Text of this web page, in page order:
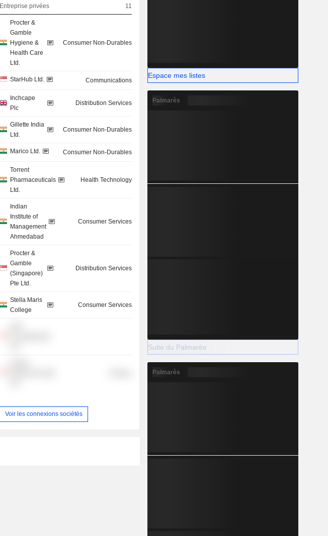
Entreprise privées 11
Procter &
Gamble
Hygiene &
Health Care
Ltd.
Consumer Non-Durables
StarHub Ltd. Communications
Inchcape
Plc
Distribution Services
Gillette India
Ltd.
Consumer Non-Durables
Marico Ltd. Consumer Non-Durables
Torrent
Pharmaceuticals
Ltd.
Health Technology
Indian
Institute of
Management
Ahmedabad
Consumer Services
Procter &
Gamble
(Singapore)
Pte Ltd.
Distribution Services
Stella Maris
College
Consumer Services
Voir les connexions sociétés
Espace mes listes
Palmarès
Suite du Palmarès
Palmarès